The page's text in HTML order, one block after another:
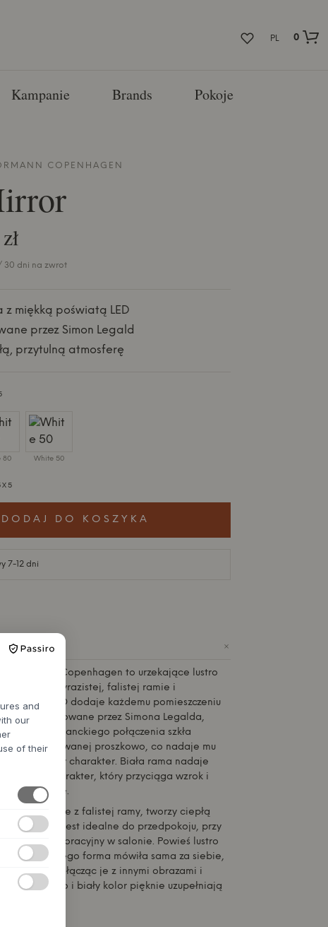
PL
0
Kampanie Brands Pokoje
COPENHAGEN
30 dni na zwrot
z miękką poświatą LED
przez Simon Legald
przytulną atmosferę
80 White 50
DODAJ DO KOSZYKA
7-12 dni
+
Normann Copenhagen to urzekające lustro
swojej wyrazistej, falistej ramie i
LED dodaje każdemu pomieszczeniu
Zaprojektowane przez Simona Legalda,
z eleganckiego połączenia szkła
i stali malowanej proszkowo, co nadaje mu
jak i zabawny charakter. Biała rama nadaje
charakter, który przyciąga wzrok i
atmosferę.
emanujące z falistej ramy, tworzy ciepłą
że lustro jest idealne do przedpokoju, przy
element dekoracyjny w salonie. Powieś lustro
aby jego forma mówiła sama za siebie,
ścianę, łącząc je z innymi obrazami i
światło i biały kolor pięknie uzupełniają
and
our
of their